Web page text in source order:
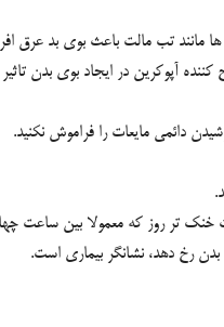
مانند تب مالت باعث بوي بد عرق
آپوکرين در ايجاد بوي بدن تاثير
دائمي مايعات را فراموش نکنيد.
خنک تر روز که معمولا بين ساعت
رخ دهد، نشانگر بیماری است.